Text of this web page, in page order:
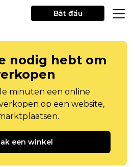
Bắt đầu
nodig hebt om
minuten een online
op een website,
een winkel